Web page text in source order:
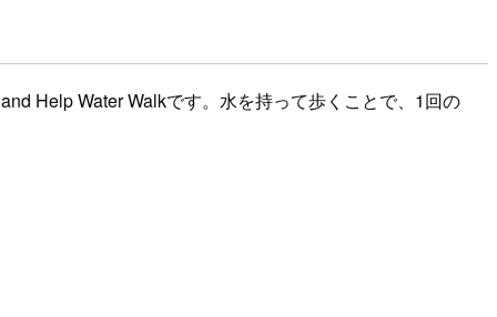
Help Water Walkです。水を持って歩くことで、1回の